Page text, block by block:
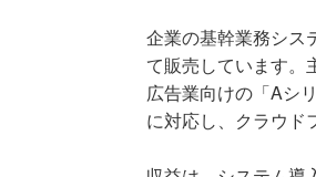
企業の基幹業務シス
て販売しています。
広告業向けの「Aシ
に対応し、クラウド